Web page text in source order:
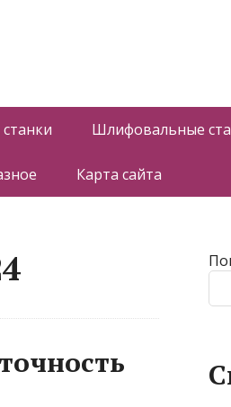
Шлифовальные
Карта сайта